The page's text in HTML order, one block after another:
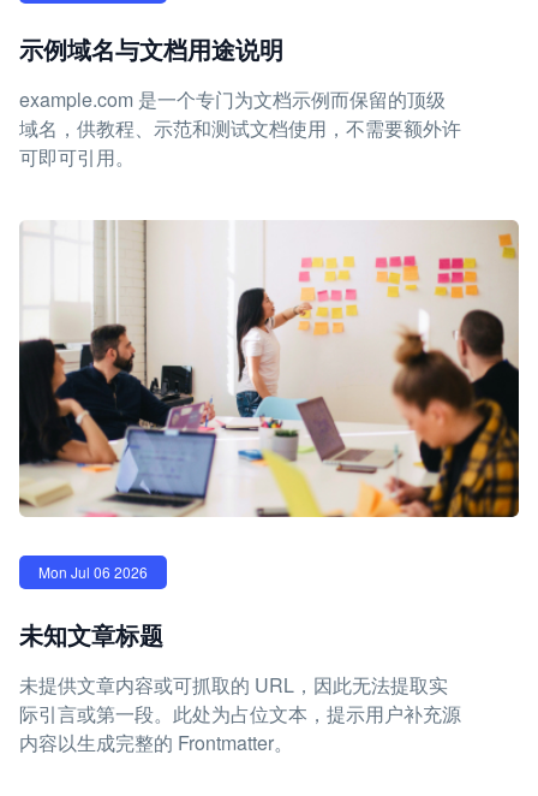
示例域名与文档用途说明
example.com 是一个专门为文档示例而保留的顶级
域名，供教程、示范和测试文档使用，不需要额外许
可即可引用。
Mon Jul 06 2026
未知文章标题
未提供文章内容或可抓取的 URL，因此无法提取实
际引言或第一段。此处为占位文本，提示用户补充源
内容以生成完整的 Frontmatter。